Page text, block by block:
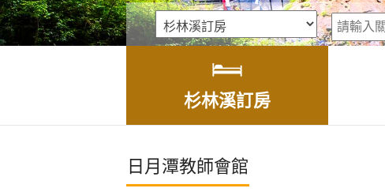
杉林溪訂房
日月潭教師會館